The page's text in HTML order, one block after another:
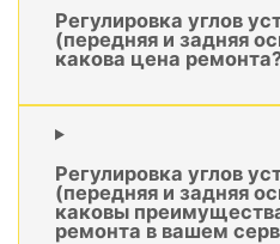
Регулировка углов
(передняя и задняя
какова цена
Регулировка углов
(передняя и задняя
каковы
ремонта в вашем